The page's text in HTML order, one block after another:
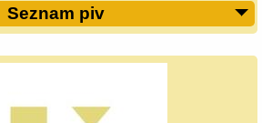
Seznam piv